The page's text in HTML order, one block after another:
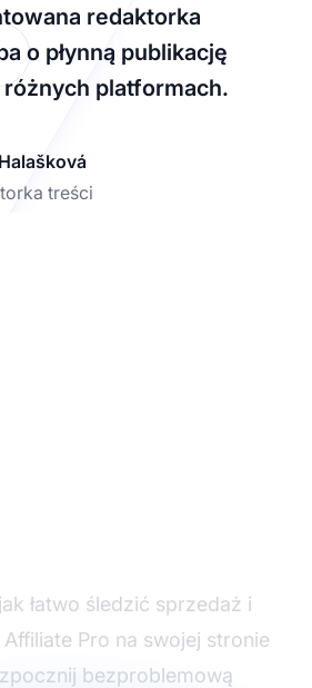
redaktorka
o płynną publikację
różnych platformach.
treści
łatwo śledzić sprzedaż i
Pro na swojej stronie
bezproblemową